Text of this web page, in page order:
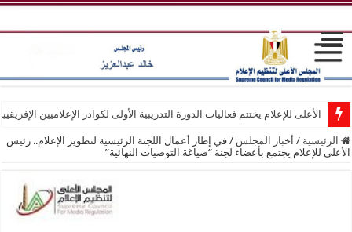
الأعلى للإعلام يختتم فعاليات الدورة التدريبية الأولى لكوادر الإعلاميين
الرئيسية / أخبار المجلس / في إطار أعمال اللجنة الرئيسية لتطوير الإعلام.. رئيس
الأعلى للإعلام يجتمع بأعضاء لجنة “صياغة التوصيات النهائية”